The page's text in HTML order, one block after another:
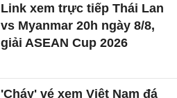
Link xem trực tiếp Thái Lan
vs Myanmar 20h ngày 8/8,
giải ASEAN Cup 2026
'Cháy' vé xem Việt Nam đá